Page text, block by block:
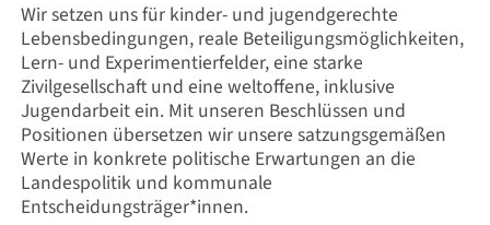
Wir setzen uns für kinder- und jugendgerechte
Lebensbedingungen, reale Beteiligungsmöglichkeiten,
Lern- und Experimentierfelder, eine starke
Zivilgesellschaft und eine weltoffene, inklusive
Jugendarbeit ein. Mit unseren Beschlüssen und
Positionen übersetzen wir unsere satzungsgemäßen
Werte in konkrete politische Erwartungen an die
Landespolitik und kommunale
Entscheidungsträger*innen.